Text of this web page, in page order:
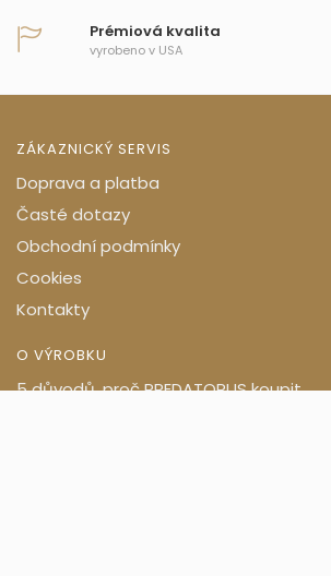
Prémiová kvalita
vyrobeno v USA
ZÁKAZNICKÝ SERVIS
Doprava a platba
Časté dotazy
Obchodní podmínky
Cookies
Kontakty
O VÝROBKU
5 důvodů, proč PREDATORUS koupit